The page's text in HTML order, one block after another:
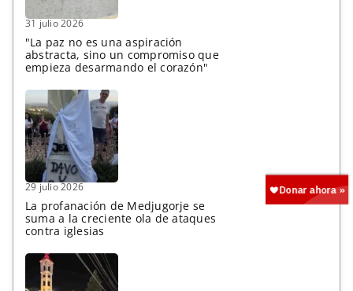
31 julio 2026
"La paz no es una aspiración
abstracta, sino un compromiso que
empieza desarmando el corazón"
29 julio 2026
La profanación de Medjugorje se
suma a la creciente ola de ataques
contra iglesias